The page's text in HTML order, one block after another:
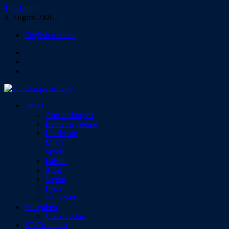
Zum
Inhalt
Top-Menü
8. August 2026
English website
ST-Computer
Das Magazin für Atari-Computer und -Konsolen
News
Anwendungen
Betriebssysteme
Hardware
MIDI
Spiele
Falcon
8-Bit
Jaguar
Lynx
VCS2600
Ausgaben
Classic Atari
ST-Computer